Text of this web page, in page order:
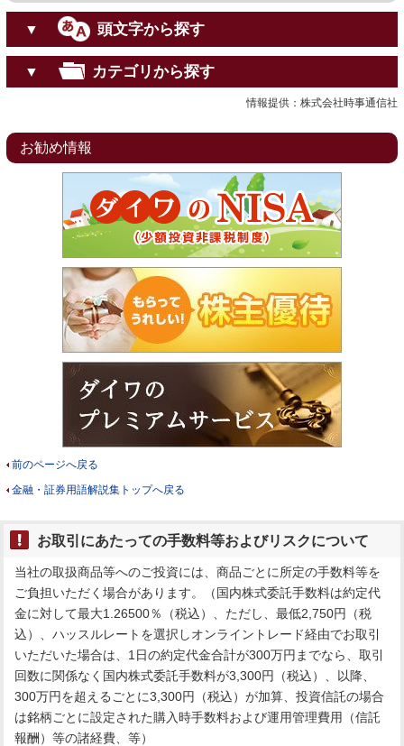
▼ 頭文字から探す
▼ カテゴリから探す
情報提供：株式会社時事通信社
お勧め情報
前のページへ戻る
金融・証券用語解説集トップへ戻る
お取引にあたっての手数料等およびリスクについて
当社の取扱商品等へのご投資には、商品ごとに所定の手数料等を
ご負担いただく場合があります。（国内株式委託手数料は約定代
金に対して最大1.26500％（税込）、ただし、最低2,750円（税
込）、ハッスルレートを選択しオンライントレード経由でお取引
いただいた場合は、1日の約定代金合計が300万円までなら、取引
回数に関係なく国内株式委託手数料が3,300円（税込）、以降、
300万円を超えるごとに3,300円（税込）が加算、投資信託の場合
は銘柄ごとに設定された購入時手数料および運用管理費用（信託
報酬）等の諸経費、等）